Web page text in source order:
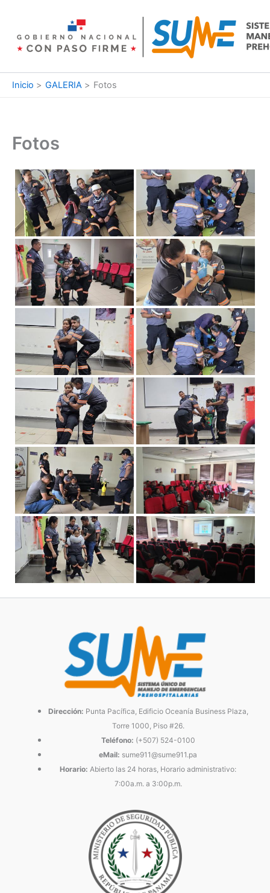
contenido
Inicio GALERIA Fotos
Fotos
Dirección: Punta Pacífica, Edificio Oceanía Business Plaza,
Torre 1000, Piso #26.
Teléfono: (+507) 524-0100
eMail: sume911@sume911.pa
Horario: Abierto las 24 horas, Horario administrativo:
7:00a.m. a 3:00p.m.